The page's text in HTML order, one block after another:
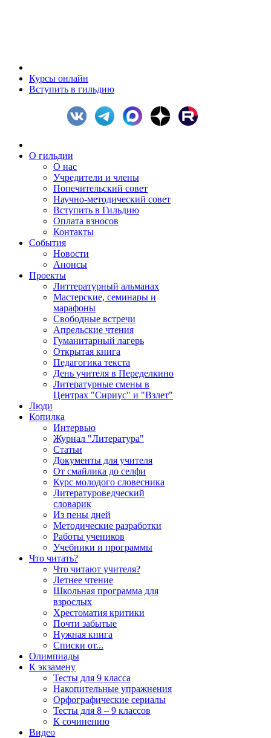
Курсы онлайн
Вступить в гильдию
О гильдии
О нас
Учредители и члены
Попечительский совет
Научно-методический совет
Вступить в Гильдию
Оплата взносов
Контакты
События
Новости
Анонсы
Проекты
Литтературный альманах
Мастерские, семинары и
марафоны
Свободные встречи
Апрельские чтения
Гуманитарный лагерь
Открытая книга
Педагогика текста
День учителя в Переделкино
Литературные смены в
Центрах "Сириус" и "Взлет"
Люди
Копилка
Интервью
Журнал "Литература"
Статьи
Документы для учителя
От смайлика до селфи
Курс молодого словесника
Литературоведческий
словарик
Из пены дней
Методические разработки
Работы учеников
Учебники и программы
Что читать?
Что читают учителя?
Летнее чтение
Школьная программа для
взрослых
Хрестоматия критики
Почти забытые
Нужная книга
Списки от...
Олимпиады
К экзамену
Тесты для 9 класса
Накопительные упражнения
Орфографические сериалы
Тесты для 8 – 9 классов
К сочинению
Видео